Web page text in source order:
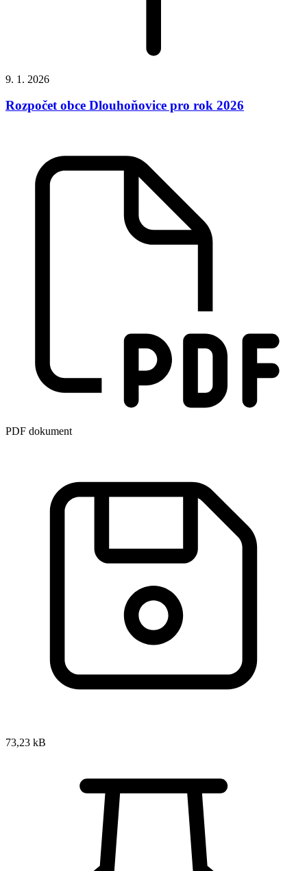
9. 1. 2026
Rozpočet obce Dlouhoňovice pro rok 2026
PDF dokument
73,23 kB